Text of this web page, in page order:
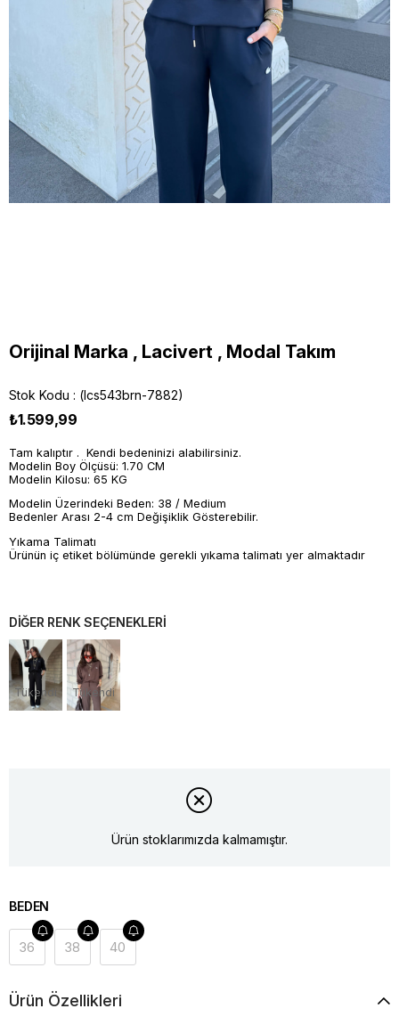
Orijinal Marka , Lacivert , Modal Takım
Stok Kodu (lcs543brn-7882)
₺1.599,99
Tam kalıptır . Kendi bedeninizi alabilirsiniz.
Modelin Boy Ölçüsü: 1.70 CM
Modelin Kilosu: 65 KG
Modelin Üzerindeki Beden: 38 / Medium
Bedenler Arası 2-4 cm Değişiklik Gösterebilir.
Yıkama Talimatı
Ürünün iç etiket bölümünde gerekli yıkama talimatı yer almaktadır
DİĞER RENK SEÇENEKLERİ
Tükendi Tükendi
Ürün stoklarımızda kalmamıştır.
BEDEN
36 38 40
Ürün Özellikleri